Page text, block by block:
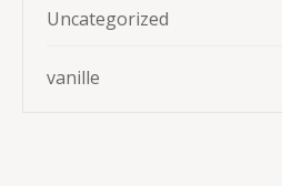
Uncategorized
vanille